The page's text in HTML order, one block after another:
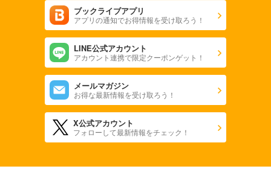
ブックライブアプリ
アプリの通知でお得情報を受け取ろう！
LINE公式アカウント
アカウント連携で限定クーポンゲット！
メールマガジン
お得な最新情報を受け取ろう！
X公式アカウント
フォローして最新情報をチェック！